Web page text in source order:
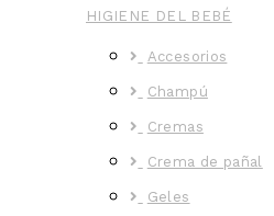
HIGIENE DEL BEBÉ
Accesorios
Champú
Cremas
Crema de pañal
Geles